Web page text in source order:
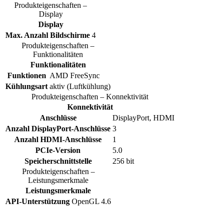
Produkteigenschaften –
Display
Display
Max. Anzahl Bildschirme 4
Produkteigenschaften –
Funktionalitäten
Funktionalitäten
Funktionen AMD FreeSync
Kühlungsart aktiv (Luftkühlung)
Produkteigenschaften – Konnektivität
Konnektivität
Anschlüsse
DisplayPort, HDMI
Anzahl DisplayPort-Anschlüsse 3
Anzahl HDMI-Anschlüsse
1
PCIe-Version
5.0
Speicherschnittstelle
256 bit
Produkteigenschaften –
Leistungsmerkmale
Leistungsmerkmale
API-Unterstützung OpenGL 4.6